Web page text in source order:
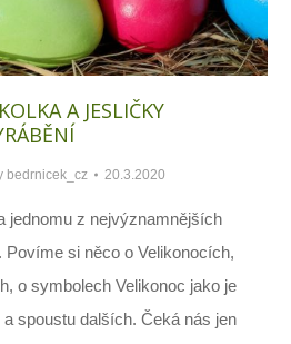
A JESLIČKY
bedrnicek_cz 20.3.2020
jednomu z nejvýznamnějších
si něco o Velikonocích,
o symbolech Velikonoc jako je
spoustu dalších. Čeká nás jen